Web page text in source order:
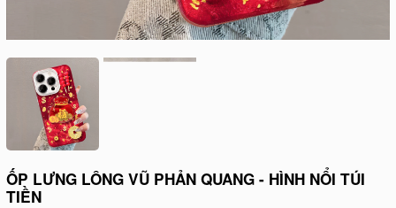
ỐP LƯNG LÔNG VŨ PHẢN QUANG - HÌNH NỔI TÚI
TIỀN